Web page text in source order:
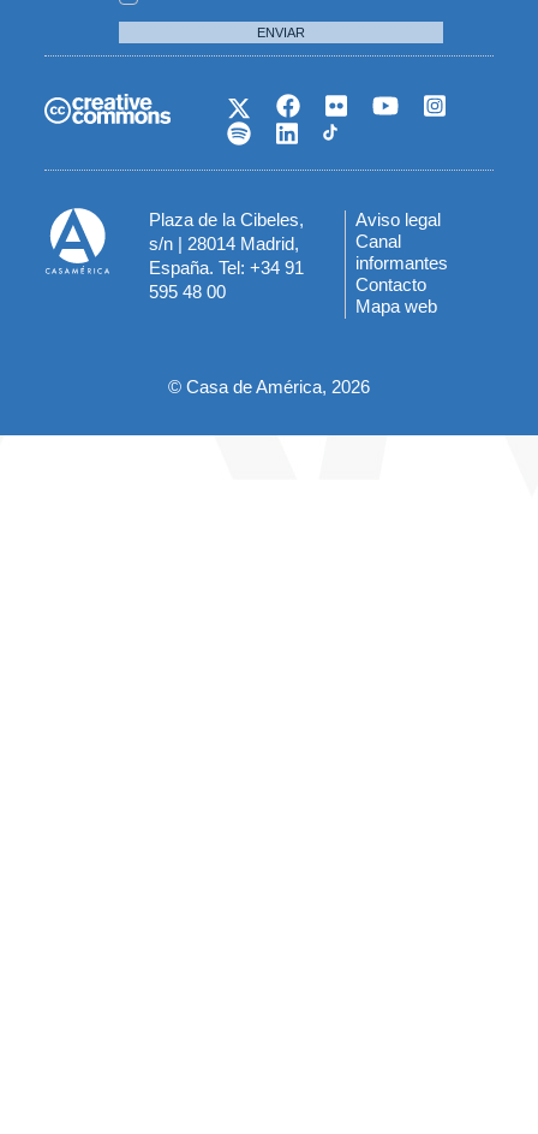
ENVIAR
Plaza de la Cibeles,
s/n | 28014 Madrid,
España. Tel: +34 91
595 48 00
Menú
del
pie
Aviso legal
Canal
informantes
Contacto
Mapa web
© Casa de América, 2026